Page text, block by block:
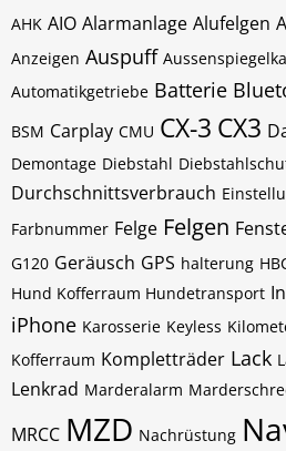
AHK AIO Alarmanlage Alufelgen
Anzeigen Auspuff
Automatikgetriebe Batterie
BSM Carplay CMU CX-3 CX3
Demontage Diebstahl
Durchschnittsverbrauch
Farbnummer Felge Felgen
G120 Geräusch GPS halterung
Hund Kofferraum Hundetransport
iPhone Karosserie Keyless
Kofferraum Kompletträder Lack
Lenkrad Marderalarm
MRCC MZD Nachrüstung